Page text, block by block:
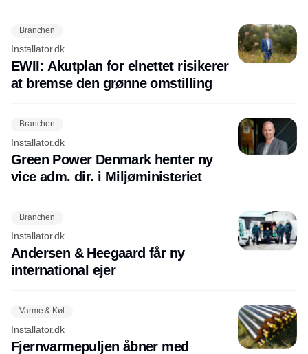
Branchen
Installator.dk
EWII: Akutplan for elnettet risikerer
at bremse den grønne omstilling
Branchen
Installator.dk
Green Power Denmark henter ny
vice adm. dir. i Miljøministeriet
Branchen
Installator.dk
Andersen & Heegaard får ny
international ejer
Varme & Køl
Installator.dk
Fjernvarmepuljen åbner med